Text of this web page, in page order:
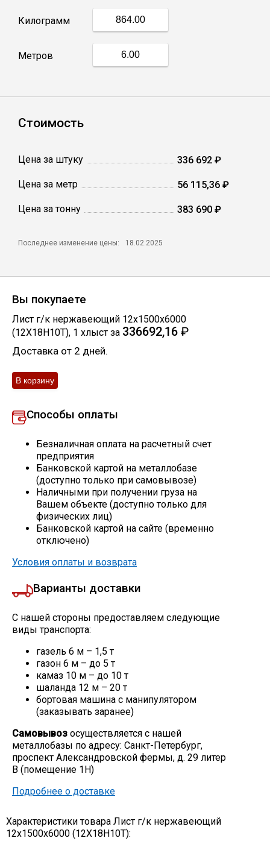
Профлист
Винтовые сваи
Сетка кладочная
Круги абразивные
Скобо-гибочные изделия
Остальное
Килограмм
Метров
Стоимость
Цена за штуку 336 692 ₽
Цена за метр 56 115,36 ₽
Цена за тонну 383 690 ₽
Последнее изменение цены: 18.02.2025
Вы покупаете
Лист г/к нержавеющий 12х1500х6000
(12Х18Н10Т), 1 хлыст за 336692,16 ₽
Доставка от 2 дней.
Способы оплаты
Безналичная оплата на расчетный счет
предприятия
Банковской картой на металлобазе
(доступно только при самовывозе)
Наличными при получении груза на
Вашем объекте (доступно только для
физических лиц)
Банковской картой на сайте (временно
отключено)
Условия оплаты и возврата
Варианты доставки
С нашей стороны предоставляем следующие
виды транспорта:
газель 6 м – 1,5 т
газон 6 м – до 5 т
камаз 10 м – до 10 т
шаланда 12 м – 20 т
бортовая машина с манипулятором
(заказывать заранее)
Самовывоз осуществляется с нашей
металлобазы по адресу: Санкт-Петербург,
проспект Александровской фермы, д. 29 литер
В (помещение 1Н)
Подробнее о доставке
Характеристики товара Лист г/к нержавеющий
12х1500х6000 (12Х18Н10Т):